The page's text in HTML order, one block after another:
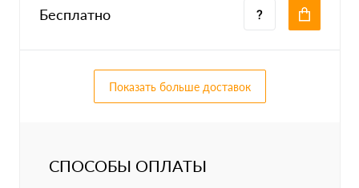
Бесплатно
Показать больше доставок
СПОСОБЫ ОПЛАТЫ